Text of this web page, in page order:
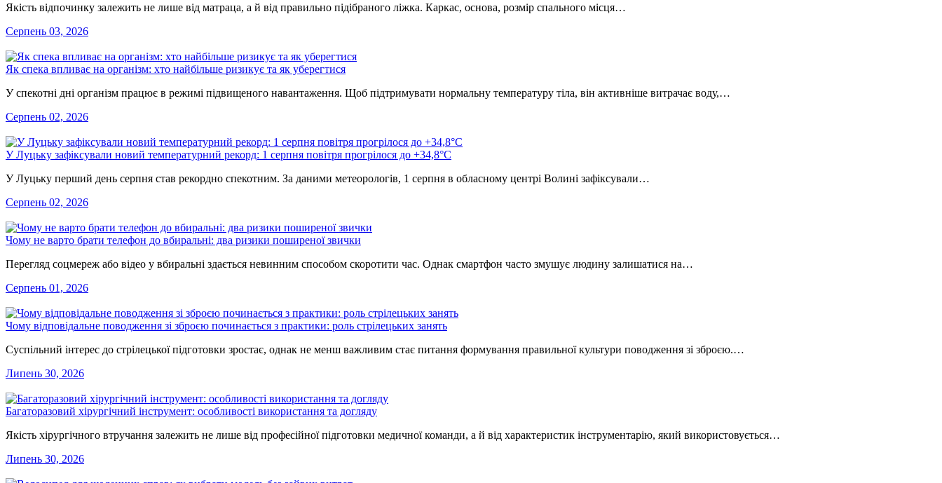
Якість відпочинку залежить не лише від матраца, а й від правильно підібраного ліжка. Каркас, основа, розмір спального місця…
Серпень 03, 2026
Як спека впливає на організм: хто найбільше ризикує та як уберегтися
У спекотні дні організм працює в режимі підвищеного навантаження. Щоб підтримувати нормальну температуру тіла, він активніше витрачає воду,…
Серпень 02, 2026
У Луцьку зафіксували новий температурний рекорд: 1 серпня повітря прогрілося до +34,8°C
У Луцьку перший день серпня став рекордно спекотним. За даними метеорологів, 1 серпня в обласному центрі Волині зафіксували…
Серпень 02, 2026
Чому не варто брати телефон до вбиральні: два ризики поширеної звички
Перегляд соцмереж або відео у вбиральні здається невинним способом скоротити час. Однак смартфон часто змушує людину залишатися на…
Серпень 01, 2026
Чому відповідальне поводження зі зброєю починається з практики: роль стрілецьких занять
Суспільний інтерес до стрілецької підготовки зростає, однак не менш важливим стає питання формування правильної культури поводження зі зброєю.…
Липень 30, 2026
Багаторазовий хірургічний інструмент: особливості використання та догляду
Якість хірургічного втручання залежить не лише від професійної підготовки медичної команди, а й від характеристик інструментарію, який використовується…
Липень 30, 2026